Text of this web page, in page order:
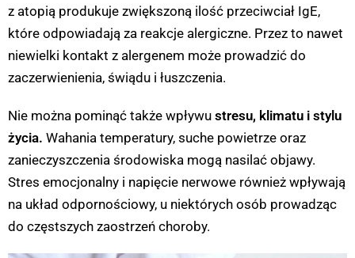
z atopią produkuje zwiększoną ilość przeciwciał IgE,
które odpowiadają za reakcje alergiczne. Przez to nawet
niewielki kontakt z alergenem może prowadzić do
zaczerwienienia, świądu i łuszczenia.
Nie można pominąć także wpływustresu, klimatu i stylu
życia.Wahania temperatury, suche powietrze oraz
zanieczyszczenia środowiska mogą nasilać objawy.
Stres emocjonalny i napięcie nerwowe również wpływają
na układ odpornościowy, u niektórych osób prowadząc
do częstszych zaostrzeń choroby.